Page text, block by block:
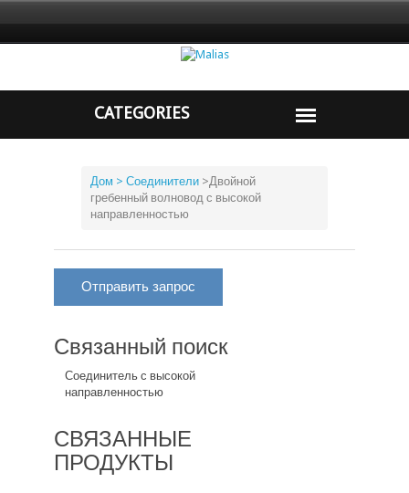
Дом > Соединители >Двойной
гребенный волновод с высокой
направленностью
Отправить запрос
Связанный поиск
Соединитель с высокой
направленностью
СВЯЗАННЫЕ
ПРОДУКТЫ